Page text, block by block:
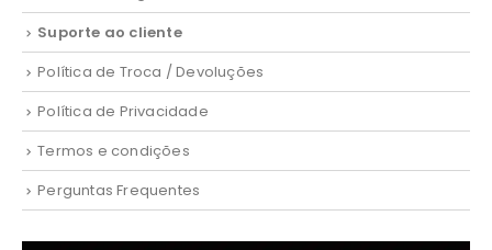
Suporte ao cliente
Política de Troca / Devoluções
Política de Privacidade
Termos e condições
Perguntas Frequentes